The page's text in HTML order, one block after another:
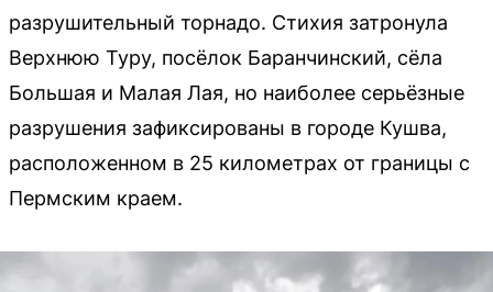
разрушительный торнадо. Стихия затронула
Верхнюю Туру, посёлок Баранчинский, сёла
Большая и Малая Лая, но наиболее серьёзные
разрушения зафиксированы в городе Кушва,
расположенном в 25 километрах от границы с
Пермским краем.